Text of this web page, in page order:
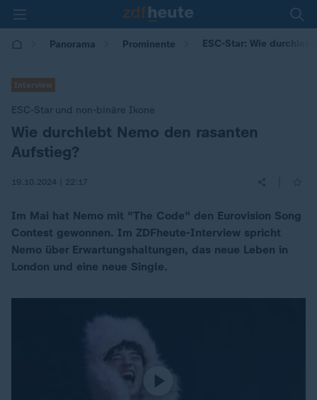
Panorama Prominente ESC-Star: Wie
Interview
ESC-Star und non-binäre Ikone
:
Wie durchlebt Nemo den rasanten
Aufstieg?
19.10.2024 | 22:17
Im Mai hat Nemo mit "The Code" den Eurovision Song
Contest gewonnen. Im ZDFheute-Interview spricht
Nemo über Erwartungshaltungen, das neue Leben in
London und eine neue Single.